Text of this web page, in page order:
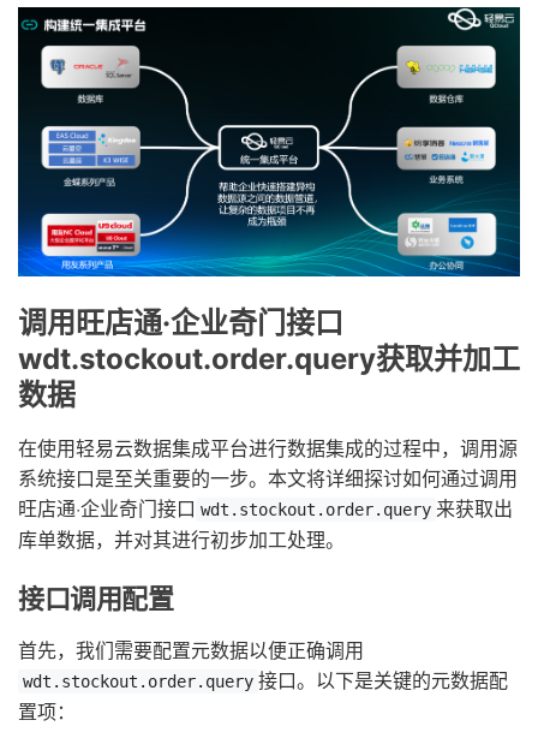
调用旺店通·企业奇门接口
wdt.stockout.order.query获取并加工
数据
在使用轻易云数据集成平台进行数据集成的过程中，调用源
系统接口是至关重要的一步。本文将详细探讨如何通过调用
旺店通·企业奇门接口 wdt.stockout.order.query 来获取出
库单数据，并对其进行初步加工处理。
接口调用配置
首先，我们需要配置元数据以便正确调用
wdt.stockout.order.query 接口。以下是关键的元数据配
置项：